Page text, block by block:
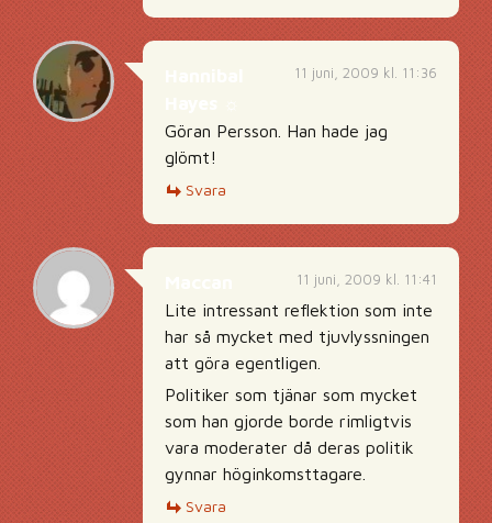
11 juni, 2009 kl. 11:36
Göran Persson. Han hade jag
glömt!
Svara
11 juni, 2009 kl. 11:41
Lite intressant reflektion som inte
har så mycket med tjuvlyssningen
att göra egentligen.
Politiker som tjänar som mycket
som han gjorde borde rimligtvis
vara moderater då deras politik
gynnar höginkomsttagare.
Svara